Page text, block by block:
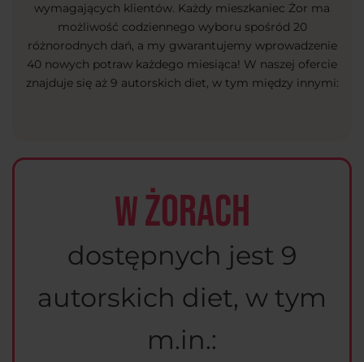
wymagających klientów. Każdy mieszkaniec Żor ma
możliwość codziennego wyboru spośród 20
różnorodnych dań, a my gwarantujemy wprowadzenie
40 nowych potraw każdego miesiąca! W naszej ofercie
znajduje się aż 9 autorskich diet, w tym między innymi:
WŻorach
dostępnych jest 9
autorskich diet, w tym
m.in.: